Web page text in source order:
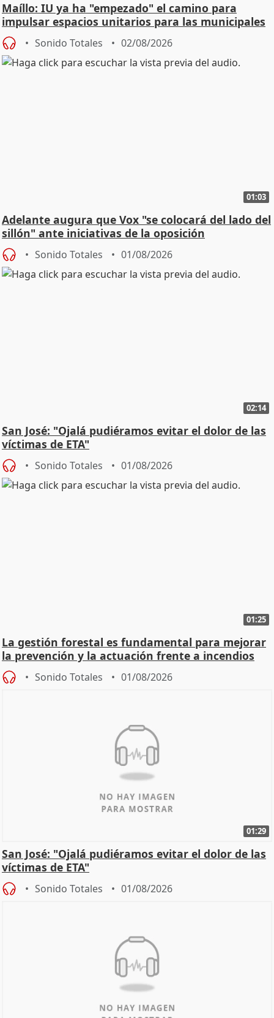
Maíllo: IU ya ha "empezado" el camino para
impulsar espacios unitarios para las municipales
Sonido Totales 02/08/2026
01:03
Adelante augura que Vox "se colocará del lado del
sillón" ante iniciativas de la oposición
Sonido Totales 01/08/2026
02:14
San José: "Ojalá pudiéramos evitar el dolor de las
víctimas de ETA"
Sonido Totales 01/08/2026
01:25
La gestión forestal es fundamental para mejorar
la prevención y la actuación frente a incendios
Sonido Totales 01/08/2026
01:29
San José: "Ojalá pudiéramos evitar el dolor de las
víctimas de ETA"
Sonido Totales 01/08/2026